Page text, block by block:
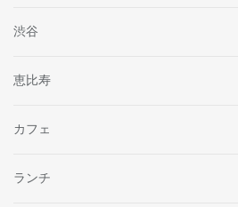
渋谷
恵比寿
カフェ
ランチ